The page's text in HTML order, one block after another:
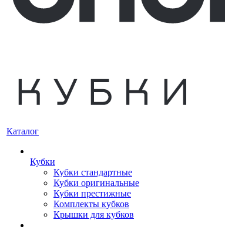
Каталог
Кубки
Кубки стандартные
Кубки оригинальные
Кубки престижные
Комплекты кубков
Крышки для кубков